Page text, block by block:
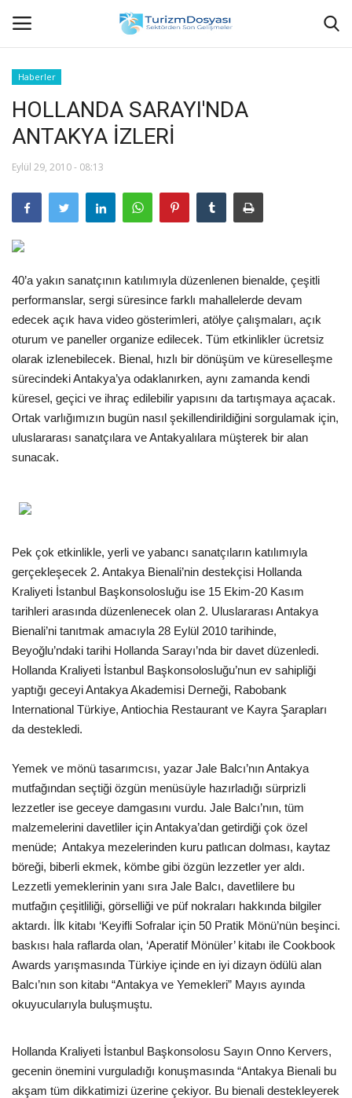
Anasayfa
Bize Ulaşın
Halil ÖNCÜ kimdir?
Haberler
Görüntülü
Araştırma - İnceleme
Lezzet Durakları
Gezi - Yorum
Sizlerden Gelenler
Yorumlar
Video Tanıtım
Köşe Yazarları
Galeri
Haberler
HOLLANDA SARAYI'NDA
ANTAKYA İZLERİ
Eylül 29, 2010 - 08:13
40’a yakın sanatçının katılımıyla düzenlenen bienalde, çeşitli
performanslar, sergi süresince farklı mahallelerde devam
edecek açık hava video gösterimleri, atölye çalışmaları, açık
oturum ve paneller organize edilecek. Tüm etkinlikler ücretsiz
olarak izlenebilecek. Bienal, hızlı bir dönüşüm ve küreselleşme
sürecindeki Antakya’ya odaklanırken, aynı zamanda kendi
küresel, geçici ve ihraç edilebilir yapısını da tartışmaya açacak.
Ortak varlığımızın bugün nasıl şekillendirildiğini sorgulamak için,
uluslararası sanatçılara ve Antakyalılara müşterek bir alan
sunacak.
Pek çok etkinlikle, yerli ve yabancı sanatçıların katılımıyla
gerçekleşecek 2. Antakya Bienali’nin destekçisi Hollanda
Kraliyeti İstanbul Başkonsolosluğu ise 15 Ekim-20 Kasım
tarihleri arasında düzenlenecek olan 2. Uluslararası Antakya
Bienali’ni tanıtmak amacıyla 28 Eylül 2010 tarihinde,
Beyoğlu’ndaki tarihi Hollanda Sarayı’nda bir davet düzenledi.
Hollanda Kraliyeti İstanbul Başkonsolosluğu’nun ev sahipliği
yaptığı geceyi Antakya Akademisi Derneği, Rabobank
International Türkiye, Antiochia Restaurant ve Kayra Şarapları
da destekledi.
Yemek ve mönü tasarımcısı, yazar Jale Balcı’nın Antakya
mutfağından seçtiği özgün menüsüyle hazırladığı sürprizli
lezzetler ise geceye damgasını vurdu. Jale Balcı’nın, tüm
malzemelerini davetliler için Antakya’dan getirdiği çok özel
menüde; Antakya mezelerinden kuru patlıcan dolması, kaytaz
böreği, biberli ekmek, kömbe gibi özgün lezzetler yer aldı.
Lezzetli yemeklerinin yanı sıra Jale Balcı, davetlilere bu
mutfağın çeşitliliği, görselliği ve püf nokraları hakkında bilgiler
aktardı. İlk kitabı ‘Keyifli Sofralar için 50 Pratik Mönü’nün beşinci.
baskısı hala raflarda olan, ‘Aperatif Mönüler’ kitabı ile Cookbook
Awards yarışmasında Türkiye içinde en iyi dizayn ödülü alan
Balcı’nın son kitabı “Antakya ve Yemekleri” Mayıs ayında
okuyucularıyla buluşmuştu.
Hollanda Kraliyeti İstanbul Başkonsolosu Sayın Onno Kervers,
gecenin önemini vurguladığı konuşmasında “Antakya Bienali bu
akşam tüm dikkatimizi üzerine çekiyor. Bu bienali destekleyerek